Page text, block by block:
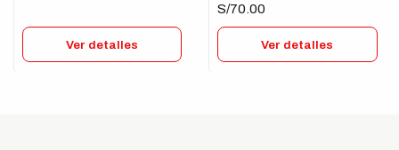
Ver detalles
S/70.00
Ver detalles